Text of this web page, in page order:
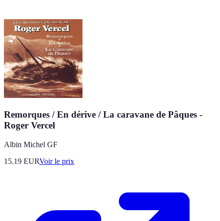
Remorques / En dérive / La caravane de Pâques -
Roger Vercel
Albin Michel GF
15.19 EURVoir le prix